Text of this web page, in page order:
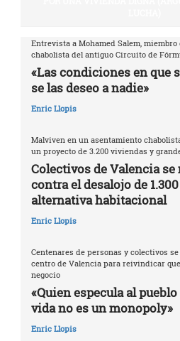
Entrevista a Mohamed Salem,
chabolista del antiguo Circuito de
«Las condiciones en que
se las deseo a nadie»
Enric Llopis
Malviven en un asentamiento
un proyecto de 3.200 viviendas y
Colectivos de Valencia
contra el desalojo de
alternativa habitacional
Enric Llopis
Centenares de personas y colectivos
centro de Valencia para reivindicar
negocio
«Quien especula al
vida no es un monopoly»
Enric Llopis